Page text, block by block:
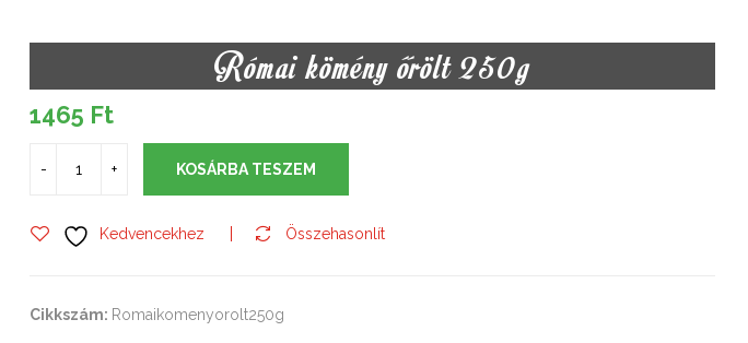
Római kömény őrölt 250g
1465 Ft
KOSÁRBA TESZEM
Kedvencekhez Összehasonlít
Cikkszám: Romaikomenyorolt250g